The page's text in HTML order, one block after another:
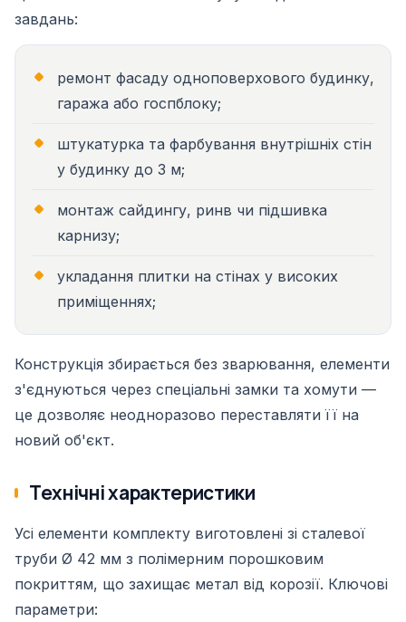
завдань:
ремонт фасаду одноповерхового будинку,
гаража або госпблоку;
штукатурка та фарбування внутрішніх стін
у будинку до 3 м;
монтаж сайдингу, ринв чи підшивка
карнизу;
укладання плитки на стінах у високих
приміщеннях;
Конструкція збирається без зварювання, елементи
з'єднуються через спеціальні замки та хомути —
це дозволяє неодноразово переставляти її на
новий об'єкт.
Технічні характеристики
Усі елементи комплекту виготовлені зі сталевої
труби Ø 42 мм з полімерним порошковим
покриттям, що захищає метал від корозії. Ключові
параметри: